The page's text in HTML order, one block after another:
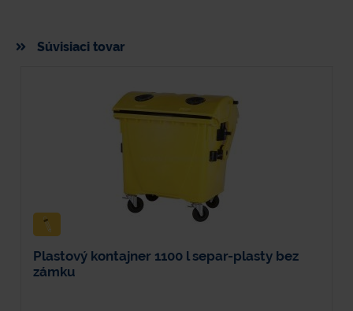
Súvisiaci tovar
Plastový kontajner 1100 l separ-plasty bez
zámku